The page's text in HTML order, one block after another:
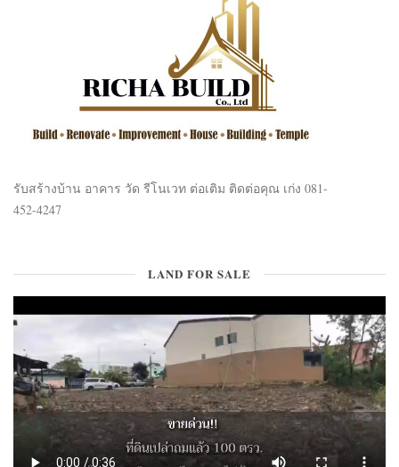
รับสร้างบ้าน อาคาร วัด รีโนเวท ต่อเติม ติดต่อคุณ เก่ง 081-
452-4247
LAND FOR SALE